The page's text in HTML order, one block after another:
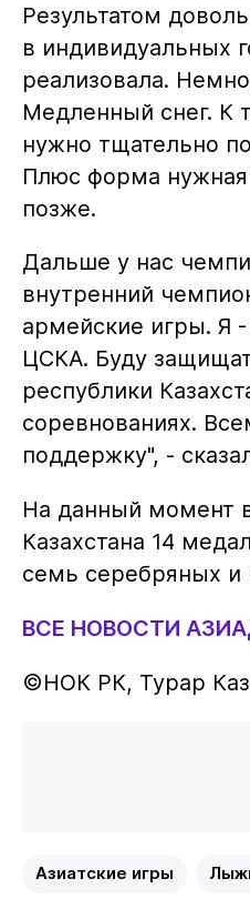
Результатом
в индивидуальных
реализовала.
Медленный снег. К
нужно тщательно
Плюс форма
позже.
Дальше у нас
внутренний
армейские игры. Я
ЦСКА. Буду
республики
соревнованиях.
поддержку", -
На данный момент
Казахстана 14
семь серебряных
ВСЕ НОВОСТИ
©НОК РК, Турар
Азиатские игры